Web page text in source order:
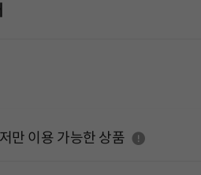
만 이용 가능한 상품 도움말